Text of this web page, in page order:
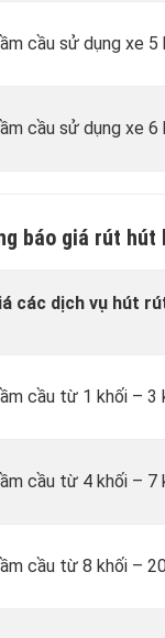
cầu sử dụng xe 5
cầu sử dụng xe 6
báo giá rút
các dịch vụ hút
cầu từ 1 khối – 3
cầu từ 4 khối – 7
cầu từ 8 khối –